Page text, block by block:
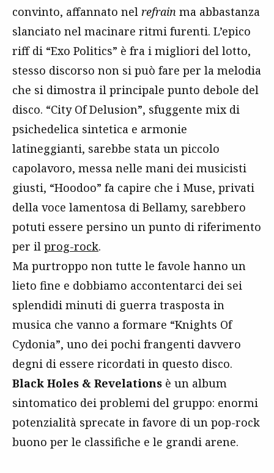
convinto, affannato nel refrain ma abbastanza
slanciato nel macinare ritmi furenti. L’epico
riff di “Exo Politics” è fra i migliori del lotto,
stesso discorso non si può fare per la melodia
che si dimostra il principale punto debole del
disco. “City Of Delusion”, sfuggente mix di
psichedelica sintetica e armonie
latineggianti, sarebbe stata un piccolo
capolavoro, messa nelle mani dei musicisti
giusti, “Hoodoo” fa capire che i Muse, privati
della voce lamentosa di Bellamy, sarebbero
potuti essere persino un punto di riferimento
per il prog-rock.
Ma purtroppo non tutte le favole hanno un
lieto fine e dobbiamo accontentarci dei sei
splendidi minuti di guerra trasposta in
musica che vanno a formare “Knights Of
Cydonia”, uno dei pochi frangenti davvero
degni di essere ricordati in questo disco.
Black Holes & Revelations è un album
sintomatico dei problemi del gruppo: enormi
potenzialità sprecate in favore di un pop-rock
buono per le classifiche e le grandi arene.